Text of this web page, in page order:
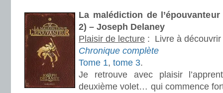
La malédiction de
2) – Joseph Delaney
Plaisir de lecture : Livre à découvrir
Chronique complète
Tome 1, tome 3.
Je retrouve avec plaisir
deuxième volet… qui commence